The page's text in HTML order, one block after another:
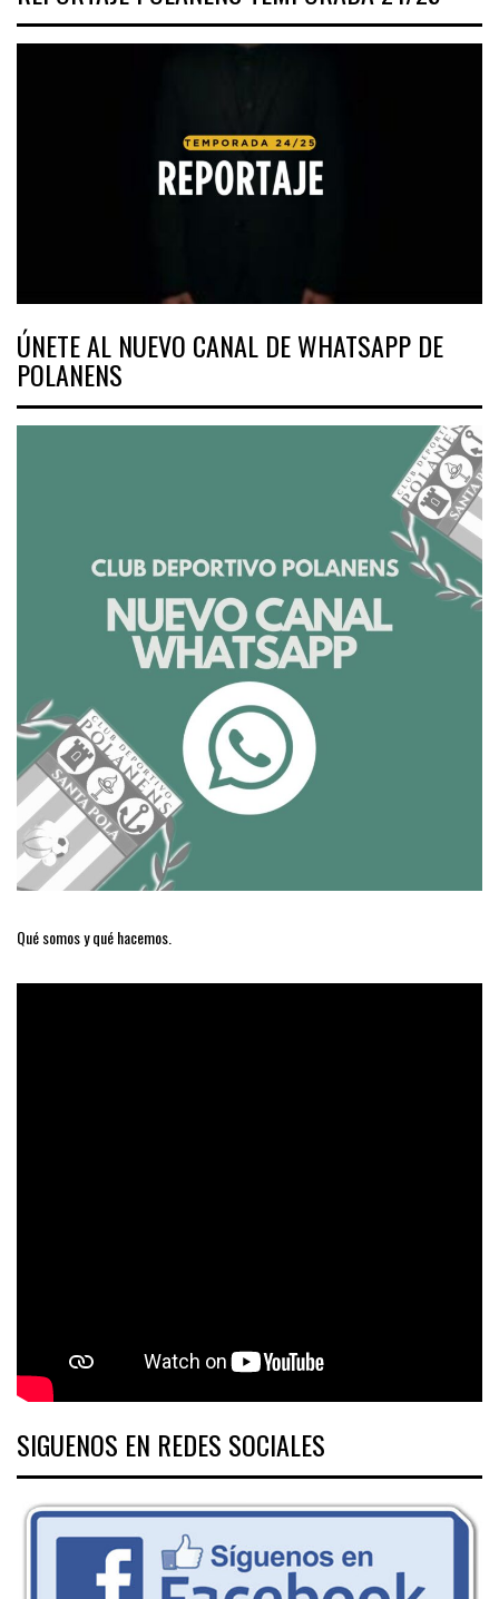
ÚNETE AL NUEVO CANAL DE WHATSAPP DE
POLANENS
Qué somos y qué hacemos.
SIGUENOS EN REDES SOCIALES